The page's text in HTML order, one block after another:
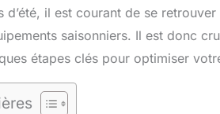
d’été, il est courant de se
saisonniers. Il est donc
étapes clés pour optimiser